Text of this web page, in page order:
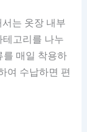
는 옷장 내부
고리를 나누
를 매일 착용하
여 수납하면 편